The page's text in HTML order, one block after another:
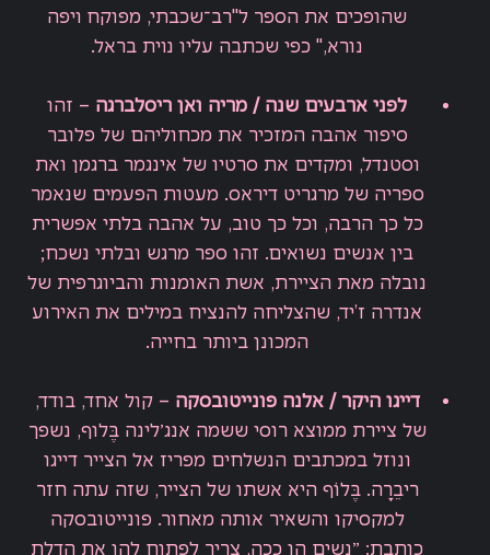
שהופכים את הספר ל"רב־שכבתי, מפוקח ויפה
נורא," כפי שכתבה עליו נוית בראל.
לפני ארבעים שנה/מריה ואן ריסלברגה – זהו
סיפור אהבה המזכיר את מכחוליהם של פלובר
וסטנדל, ומקדים את סרטיו של אינגמר ברגמן ואת
ספריה של מרגריט דיראס. מעטות הפעמים שנאמר
כל כך הרבה, וכל כך טוב, על אהבה בלתי אפשרית
בין אנשים נשואים. זהו ספר מרגש ובלתי נשכח;
נובלה מאת הציירת, אשת האומנות והביוגרפית של
אנדרה ז’יד, שהצליחה להנציח במילים את האירוע
המכונן ביותר בחייה.
דייגו היקר/אלנה פונייטובסקה –קול אחד, בודד,
של ציירת ממוצא רוסי ששמה אנג׳לינה בֶּלוף, נשפך
ונוזל במכתבים הנשלחים מפריז אל הצייר דייגו
ריבֵרָה. בֶּלוֹף היא אשתו של הצייר, שזה עתה חזר
למקסיקו והשאיר אותה מאחור. פונייטובסקה
כותבת: ״נשים הן ככה, צריך לפתוח להן את הדלת